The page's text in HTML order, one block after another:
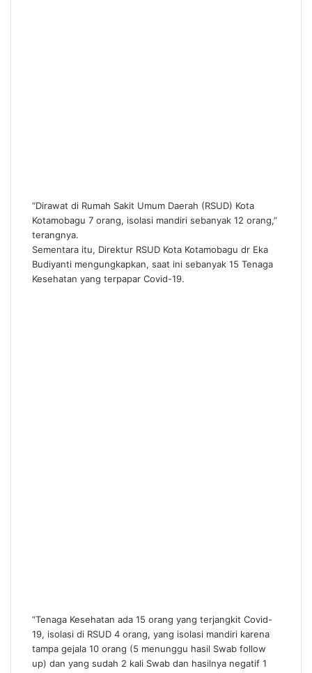
“Dirawat di Rumah Sakit Umum Daerah (RSUD) Kota
Kotamobagu 7 orang, isolasi mandiri sebanyak 12 orang,”
terangnya.
Sementara itu, Direktur RSUD Kota Kotamobagu dr Eka
Budiyanti mengungkapkan, saat ini sebanyak 15 Tenaga
Kesehatan yang terpapar Covid-19.
“Tenaga Kesehatan ada 15 orang yang terjangkit Covid-
19, isolasi di RSUD 4 orang, yang isolasi mandiri karena
tampa gejala 10 orang (5 menunggu hasil Swab follow
up) dan yang sudah 2 kali Swab dan hasilnya negatif 1